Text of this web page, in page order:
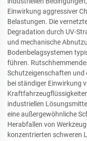
Einwirkung aggressiver
Belastungen. Die
Degradation durch UV-
und mechanische
Bodenbelagsystemen
führen.
Schutzeigenschaften
bei ständiger Einwirkung
industriellen
eine außergewöhnliche
Herabfallen von
konzentrierten schweren